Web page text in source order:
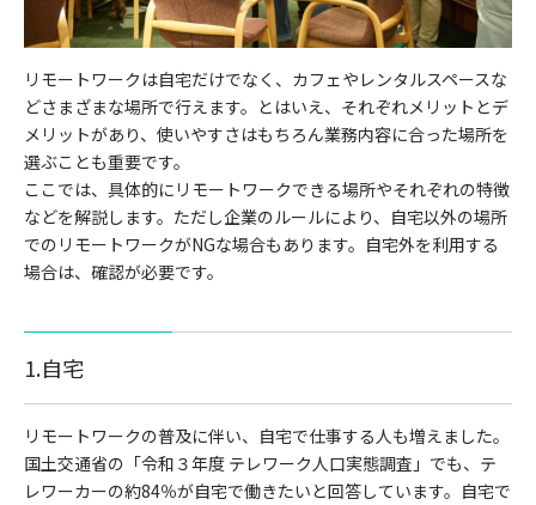
リモートワークは自宅だけでなく、カフェやレンタルスペースな
どさまざまな場所で行えます。とはいえ、それぞれメリットとデ
メリットがあり、使いやすさはもちろん業務内容に合った場所を
選ぶことも重要です。
ここでは、具体的にリモートワークできる場所やそれぞれの特徴
などを解説します。ただし企業のルールにより、自宅以外の場所
でのリモートワークがNGな場合もあります。自宅外を利用する
場合は、確認が必要です。
1.自宅
リモートワークの普及に伴い、自宅で仕事する人も増えました。
国土交通省の「令和３年度 テレワーク人口実態調査」でも、テ
レワーカーの約84％が自宅で働きたいと回答しています。自宅で